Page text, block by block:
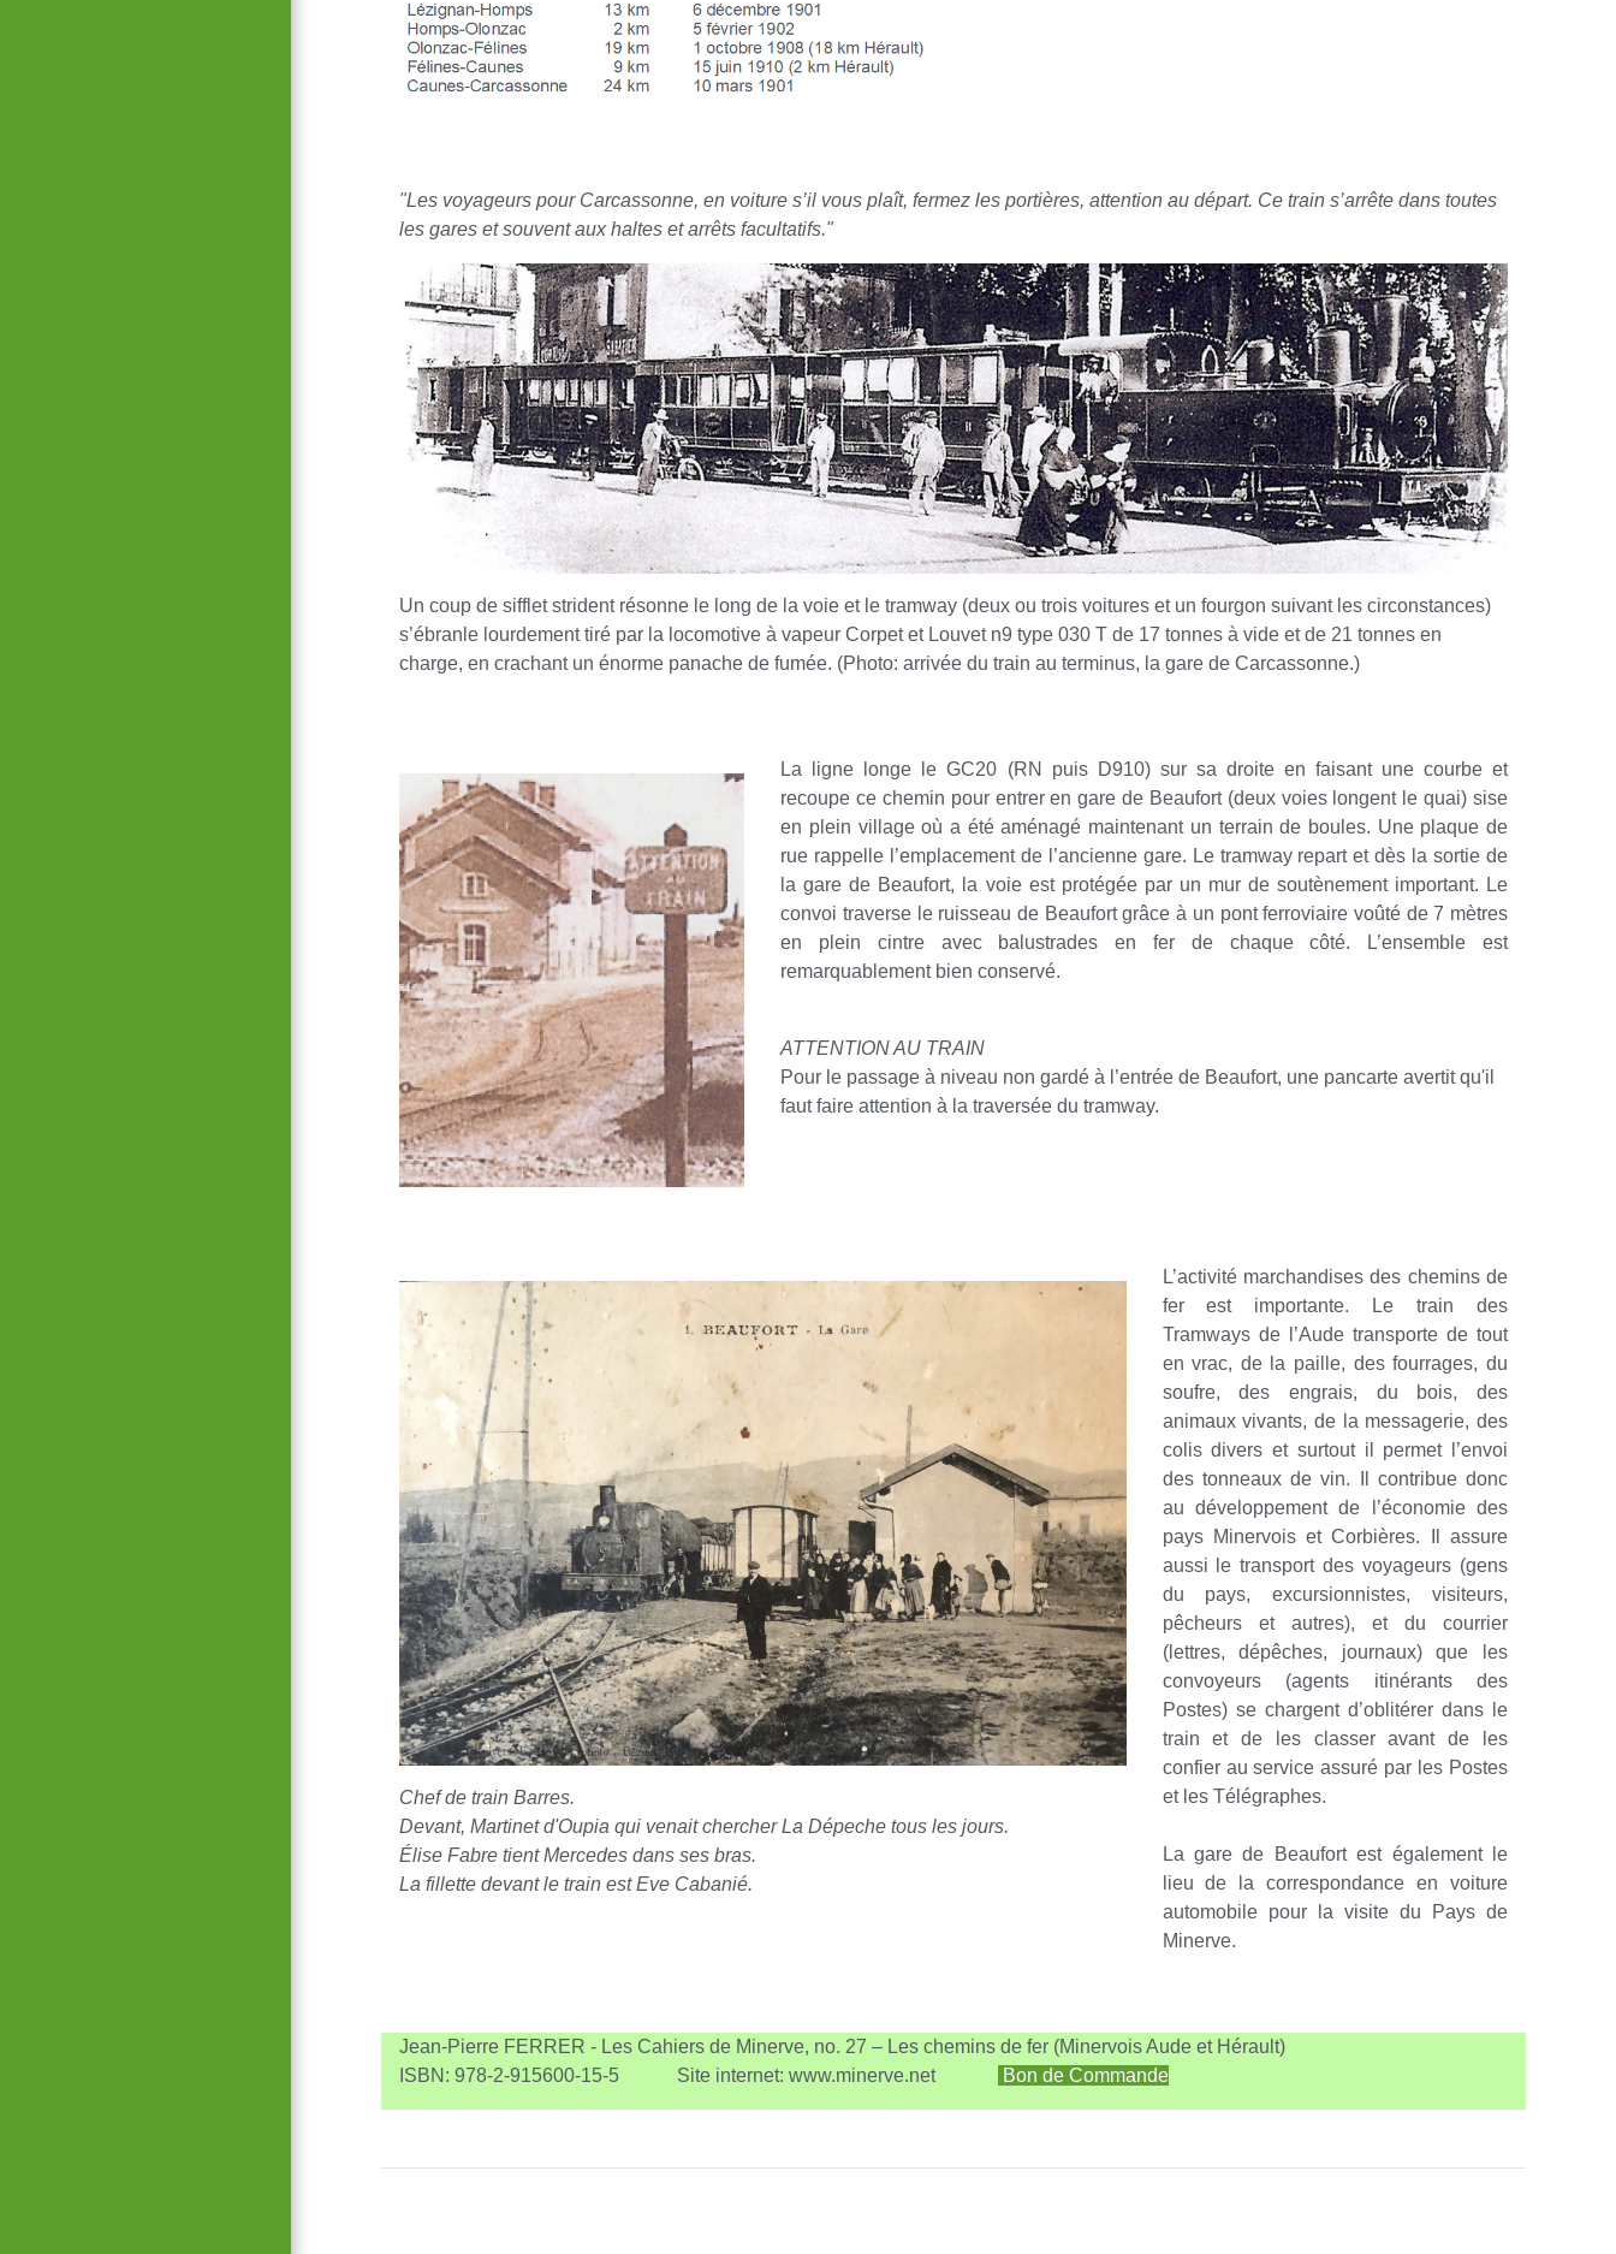
"Les voyageurs pour Carcassonne, en voiture s’il vous plaît, fermez les portières, attention au départ. Ce train s’arrête dans toutes
les gares et souvent aux haltes et arrêts facultatifs."
Un coup de sifflet strident résonne le long de la voie et le tramway (deux ou trois voitures et un fourgon suivant les circonstances)
s’ébranle lourdement tiré par la locomotive à vapeur Corpet et Louvet n9 type 030 T de 17 tonnes à vide et de 21 tonnes en
charge, en crachant un énorme panache de fumée. (Photo: arrivée du train au terminus, la gare de Carcassonne.)
La ligne longe le GC20 (RN puis D910) sur sa droite en faisant une courbe et
recoupe ce chemin pour entrer en gare de Beaufort (deux voies longent le quai) sise
en plein village où a été aménagé maintenant un terrain de boules. Une plaque de
rue rappelle l’emplacement de l’ancienne gare. Le tramway repart et dès la sortie de
la gare de Beaufort, la voie est protégée par un mur de soutènement important. Le
convoi traverse le ruisseau de Beaufort grâce à un pont ferroviaire voûté de 7 mètres
en plein cintre avec balustrades en fer de chaque côté. L’ensemble est
remarquablement bien conservé.
ATTENTION AU TRAIN
Pour le passage à niveau non gardé à l’entrée de Beaufort, une pancarte avertit qu'il
faut faire attention à la traversée du tramway.
Chef de train Barres.
Devant, Martinet d'Oupia qui venait chercher La Dépeche tous les jours.
Élise Fabre tient Mercedes dans ses bras.
La fillette devant le train est Eve Cabanié.
L’activité marchandises des chemins de
fer est importante. Le train des
Tramways de l’Aude transporte de tout
en vrac, de la paille, des fourrages, du
soufre, des engrais, du bois, des
animaux vivants, de la messagerie, des
colis divers et surtout il permet l’envoi
des tonneaux de vin. Il contribue donc
au développement de l’économie des
pays Minervois et Corbières. Il assure
aussi le transport des voyageurs (gens
du pays, excursionnistes, visiteurs,
pêcheurs et autres), et du courrier
(lettres, dépêches, journaux) que les
convoyeurs (agents itinérants des
Postes) se chargent d’oblitérer dans le
train et de les classer avant de les
confier au service assuré par les Postes
et les Télégraphes.
La gare de Beaufort est également le
lieu de la correspondance en voiture
automobile pour la visite du Pays de
Minerve.
Jean-Pierre FERRER - Les Cahiers de Minerve, no. 27 – Les chemins de fer (Minervois Aude et Hérault)
ISBN: 978-2-915600-15-5 Site internet: www.minerve.net
Bon de Commande